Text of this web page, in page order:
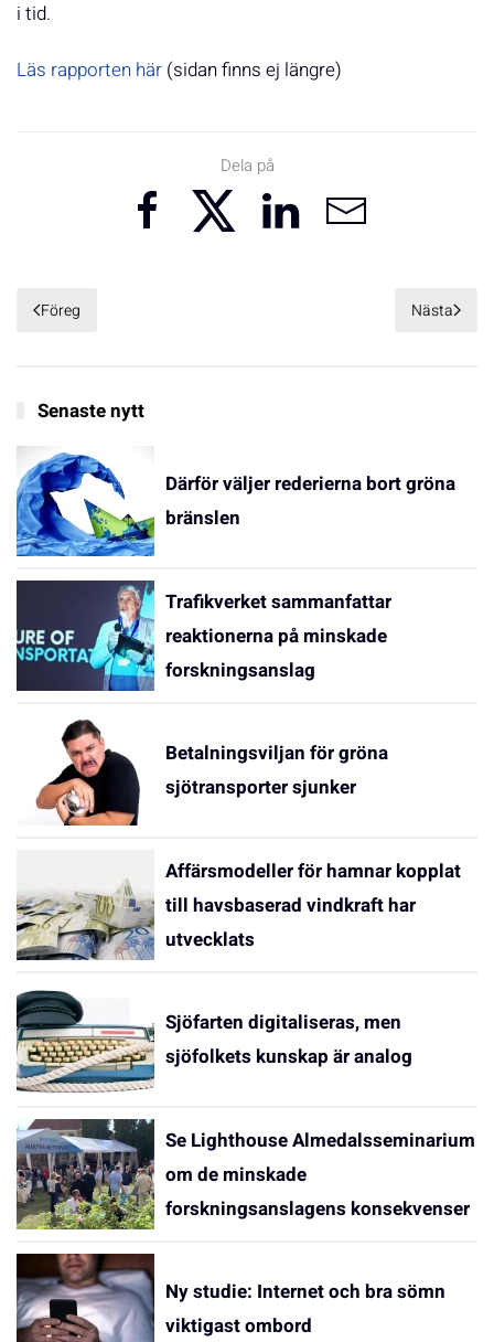
i tid.
Läs rapporten här (sidan finns ej längre)
Dela på
Föreg Nästa
Senaste nytt
Därför väljer rederierna bort gröna
bränslen
Trafikverket sammanfattar
reaktionerna på minskade
forskningsanslag
Betalningsviljan för gröna
sjötransporter sjunker
Affärsmodeller för hamnar kopplat
till havsbaserad vindkraft har
utvecklats
Sjöfarten digitaliseras, men
sjöfolkets kunskap är analog
Se Lighthouse Almedalsseminarium
om de minskade
forskningsanslagens konsekvenser
Ny studie: Internet och bra sömn
viktigast ombord